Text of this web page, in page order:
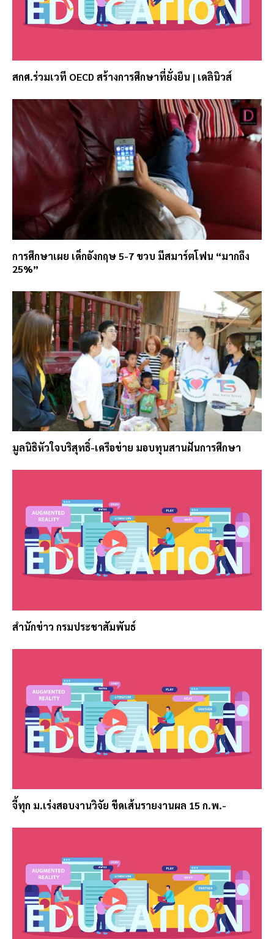
สกศ.ร่วมเวที OECD สร้างการศึกษาที่ยั่งยืน | เดลินิวส์
การศึกษาเผย เด็กอังกฤษ 5-7 ขวบ มีสมาร์ตโฟน “มากถึง
25%”
มูลนิธิหัวใจบริสุทธิ์-เครือข่าย มอบทุนสานฝันการศึกษา
สำนักข่าว กรมประชาสัมพันธ์
จี้ทุก ม.เร่งสอบงานวิจัย ขีดเส้นรายงานผล 15 ก.พ.-